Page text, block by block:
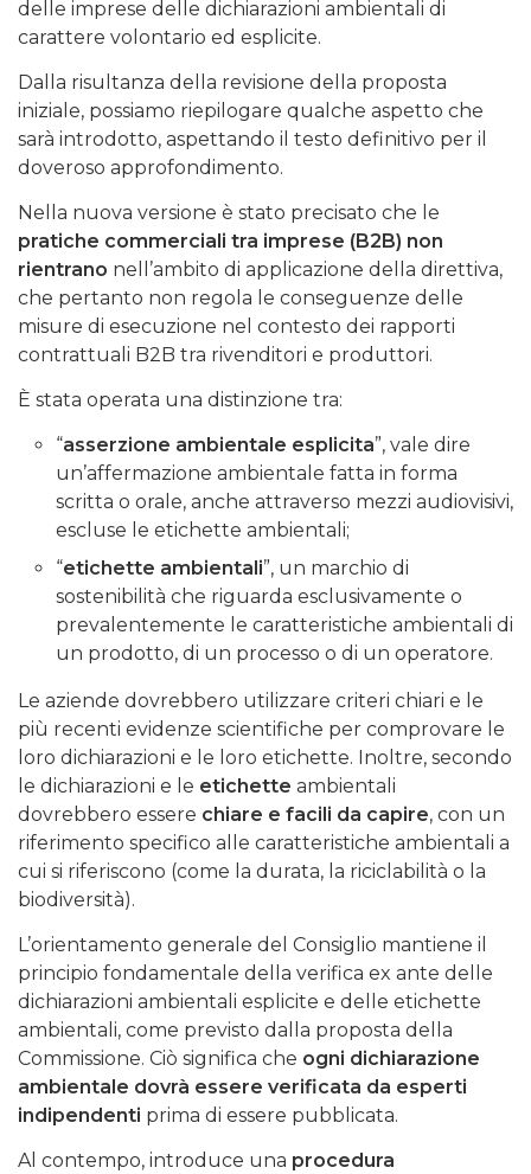
delle imprese delle dichiarazioni ambientali di
carattere volontario ed esplicite.
Dalla risultanza della revisione della proposta
iniziale, possiamo riepilogare qualche aspetto che
sarà introdotto, aspettando il testo definitivo per il
doveroso approfondimento.
Nella nuova versione è stato precisato che le
pratiche commerciali tra imprese (B2B) non
rientrano nell’ambito di applicazione della direttiva,
che pertanto non regola le conseguenze delle
misure di esecuzione nel contesto dei rapporti
contrattuali B2B tra rivenditori e produttori.
È stata operata una distinzione tra:
“asserzione ambientale esplicita”, vale dire
un’affermazione ambientale fatta in forma
scritta o orale, anche attraverso mezzi audiovisivi,
escluse le etichette ambientali;
“etichette ambientali”, un marchio di
sostenibilità che riguarda esclusivamente o
prevalentemente le caratteristiche ambientali di
un prodotto, di un processo o di un operatore.
Le aziende dovrebbero utilizzare criteri chiari e le
più recenti evidenze scientifiche per comprovare le
loro dichiarazioni e le loro etichette. Inoltre, secondo
le dichiarazioni e le etichette ambientali
dovrebbero essere chiare e facili da capire, con un
riferimento specifico alle caratteristiche ambientali a
cui si riferiscono (come la durata, la riciclabilità o la
biodiversità).
L’orientamento generale del Consiglio mantiene il
principio fondamentale della verifica ex ante delle
dichiarazioni ambientali esplicite e delle etichette
ambientali, come previsto dalla proposta della
Commissione. Ciò significa che ogni dichiarazione
ambientale dovrà essere verificata da esperti
indipendenti prima di essere pubblicata.
Al contempo, introduce una procedura